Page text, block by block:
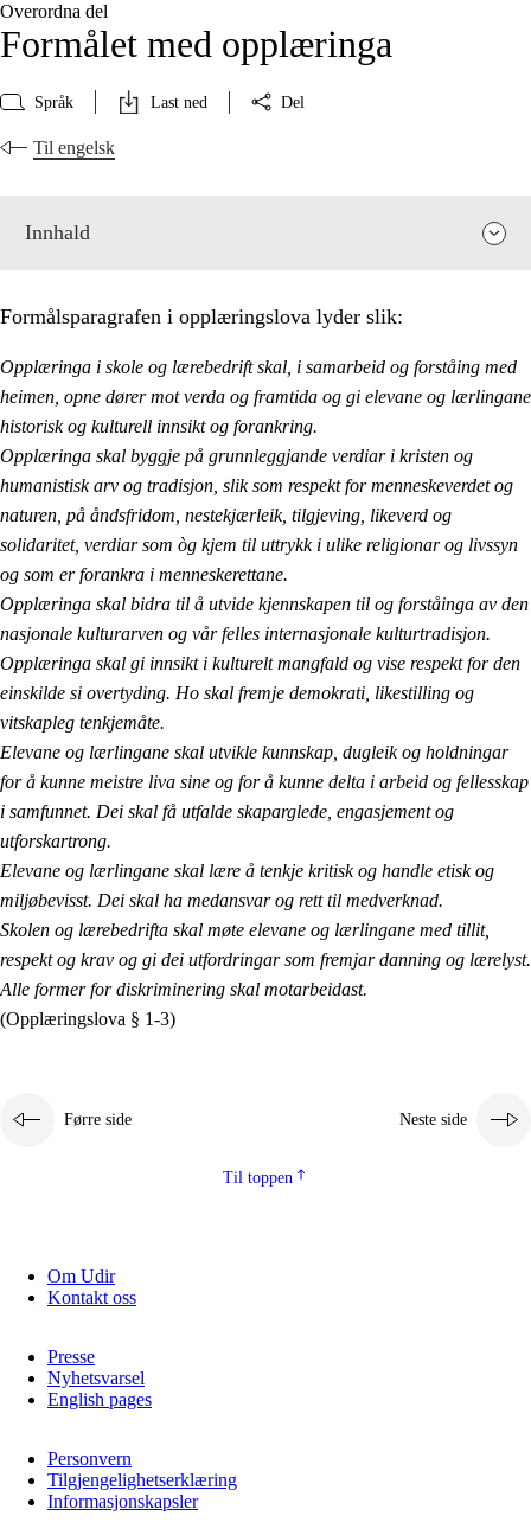
Overordna del
Formålet med opplæringa
Språk Last ned Del
Til engelsk
Innhald
Formålsparagrafen i opplæringslova lyder slik:
Opplæringa i skole og lærebedrift skal, i samarbeid og forståing med
heimen, opne dører mot verda og framtida og gi elevane og lærlingane
historisk og kulturell innsikt og forankring.
Opplæringa skal byggje på grunnleggjande verdiar i kristen og
humanistisk arv og tradisjon, slik som respekt for menneskeverdet og
naturen, på åndsfridom, nestekjærleik, tilgjeving, likeverd og
solidaritet, verdiar som òg kjem til uttrykk i ulike religionar og livssyn
og som er forankra i menneskerettane.
Opplæringa skal bidra til å utvide kjennskapen til og forståinga av den
nasjonale kulturarven og vår felles internasjonale kulturtradisjon.
Opplæringa skal gi innsikt i kulturelt mangfald og vise respekt for den
einskilde si overtyding. Ho skal fremje demokrati, likestilling og
vitskapleg tenkjemåte.
Elevane og lærlingane skal utvikle kunnskap, dugleik og holdningar
for å kunne meistre liva sine og for å kunne delta i arbeid og fellesskap
i samfunnet. Dei skal få utfalde skaparglede, engasjement og
utforskartrong.
Elevane og lærlingane skal lære å tenkje kritisk og handle etisk og
miljøbevisst. Dei skal ha medansvar og rett til medverknad.
Skolen og lærebedrifta skal møte elevane og lærlingane med tillit,
respekt og krav og gi dei utfordringar som fremjar danning og lærelyst.
Alle former for diskriminering skal motarbeidast.
(Opplæringslova § 1-3)
Førre side Neste side
Til toppen
Om Udir
Kontakt oss
Presse
Nyhetsvarsel
English pages
Personvern
Tilgjengelighetserklæring
Informasjonskapsler